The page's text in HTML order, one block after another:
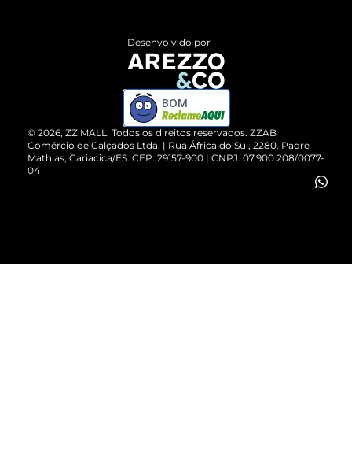
ZZ MALL é confiável
Cartão Presente
Vendas Corporativas
Devolução do Produto
Compre pelo WhatsApp
© 2026, ZZ MALL. Todos os direitos reservados. ZZAB
Comércio de Calçados Ltda. | Rua África do Sul, 2280. Padre
Mathias, Cariacica/ES. CEP: 29157-900 | CNPJ: 07.900.208/0077-
04
Desenvolvido por
BOM